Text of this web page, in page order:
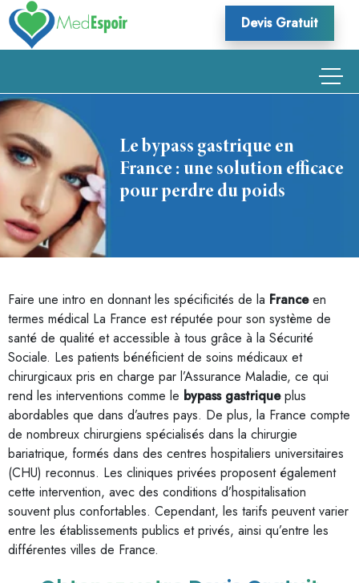
Skip
to
content
Devis Gratuit
Le bypass gastrique en
France : une solution efficace
pour perdre du poids
Faire une intro en donnant les spécificités de la Franceen
termes médical La France est réputée pour son système de
santé de qualité et accessible à tous grâce à la Sécurité
Sociale. Les patients bénéficient de soins médicaux et
chirurgicaux pris en charge par l’Assurance Maladie, ce qui
rend les interventions comme le bypass gastriqueplus
abordables que dans d’autres pays. De plus, la France compte
de nombreux chirurgiens spécialisés dans la chirurgie
bariatrique, formés dans des centres hospitaliers universitaires
(CHU) reconnus. Les cliniques privées proposent également
cette intervention, avec des conditions d’hospitalisation
souvent plus confortables. Cependant, les tarifs peuvent varier
entre les établissements publics et privés, ainsi qu’entre les
différentes villes de France.